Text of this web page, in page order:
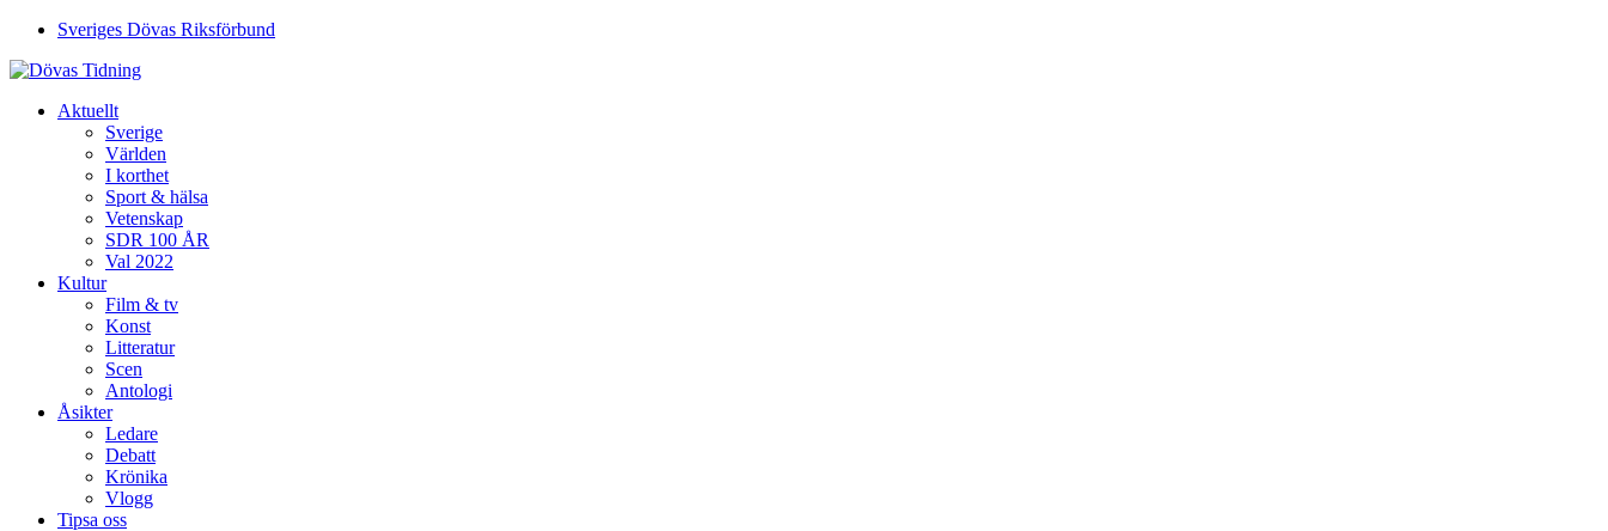
Sveriges Dövas Riksförbund
Aktuellt
Sverige
Världen
I korthet
Sport & hälsa
Vetenskap
SDR 100 ÅR
Val 2022
Kultur
Film & tv
Konst
Litteratur
Scen
Antologi
Åsikter
Ledare
Debatt
Krönika
Vlogg
Tipsa oss